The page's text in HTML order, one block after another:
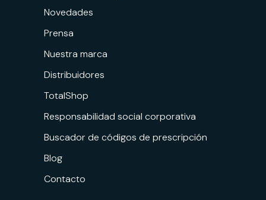
Novedades
Prensa
Nuestra marca
Distribuidores
TotalShop
Responsabilidad social corporativa
Buscador de códigos de prescripción
Blog
Contacto